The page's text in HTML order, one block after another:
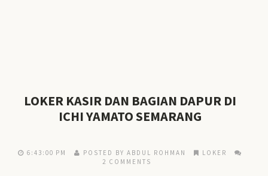
LOKER KASIR DAN BAGIAN DAPUR DI
ICHI YAMATO SEMARANG
6:43:00 PM POSTED BY ABDUL ROHMAN
LOKER
2 COMMENTS